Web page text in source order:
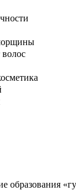
волос
образования